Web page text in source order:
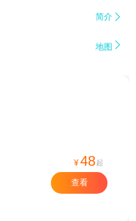
简介 
地图 
¥48起
查看